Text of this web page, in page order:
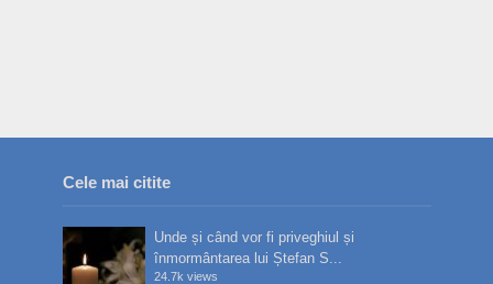
Cele mai citite
Unde și când vor fi priveghiul și
înmormântarea lui Ștefan S...
24.7k views